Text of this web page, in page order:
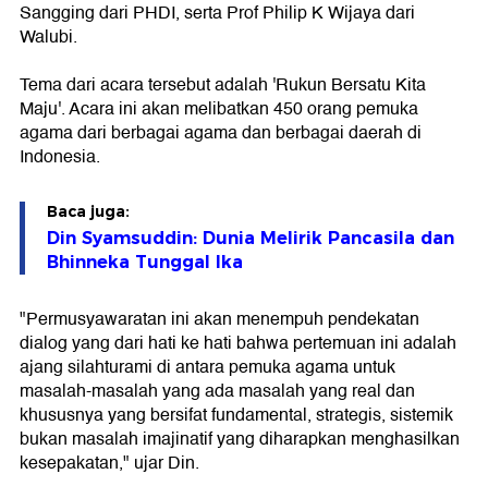
Sangging dari PHDI, serta Prof Philip K Wijaya dari
Walubi.
Tema dari acara tersebut adalah 'Rukun Bersatu Kita
Maju'. Acara ini akan melibatkan 450 orang pemuka
agama dari berbagai agama dan berbagai daerah di
Indonesia.
Baca juga:
Din Syamsuddin: Dunia Melirik Pancasila dan
Bhinneka Tunggal Ika
"Permusyawaratan ini akan menempuh pendekatan
dialog yang dari hati ke hati bahwa pertemuan ini adalah
ajang silahturami di antara pemuka agama untuk
masalah-masalah yang ada masalah yang real dan
khususnya yang bersifat fundamental, strategis, sistemik
bukan masalah imajinatif yang diharapkan menghasilkan
kesepakatan," ujar Din.